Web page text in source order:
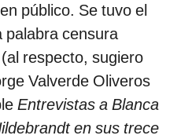
público. Se tuvo el
palabra censura
respecto, sugiero
Valverde Oliveros
Entrevistas a Blanca
en sus trece